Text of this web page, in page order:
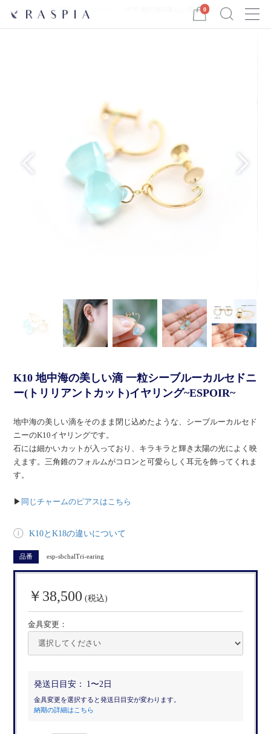
Menu
0
HOME コレクション K10 地中海の美しい滴 一粒シ...
K10 地中海の美しい滴 一粒シーブルーカルセドニ
ー(トリリアントカット)イヤリング~ESPOIR~
地中海の美しい滴をそのまま閉じ込めたような、シーブルーカルセド
ニーのK10イヤリングです。
石には細かいカットが入っており、キラキラと輝き太陽の光によく映
えます。三角錐のフォルムがコロンと可愛らしく耳元を飾ってくれま
す。
▶ 同じチャームのピアスはこちら
K10とK18の違いについて
品番 esp-sbchalTri-earing
￥38,500 (税込)
金具変更：
発送日目安： 1〜2日
金具変更を選択すると発送日目安が変わります。
納期の詳細はこちら